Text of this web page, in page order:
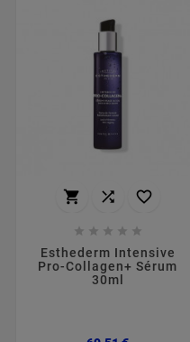
  
    
Esthederm Intensive
Pro-Collagen+ Sérum
30ml